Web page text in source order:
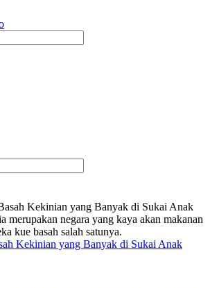
Kekinian yang Banyak di Sukai Anak